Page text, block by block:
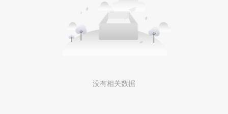
没有相关数据